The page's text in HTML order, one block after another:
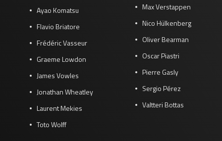
Ayao Komatsu
Flavio Briatore
Frédéric Vasseur
Graeme Lowdon
James Vowles
Jonathan Wheatley
Laurent Mekies
Toto Wolff
Max Verstappen
Nico Hülkenberg
Oliver Bearman
Oscar Piastri
Pierre Gasly
Sergio Pérez
Valtteri Bottas